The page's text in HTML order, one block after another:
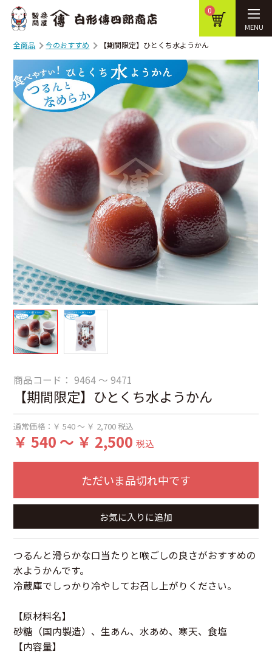
0
MENU
全商品 今のおすすめ 【期間限定】ひとくち水ようかん
商品コード：9464 ～ 9471
【期間限定】ひとくち水ようかん
通常価格： ￥ 540 ～ ￥ 2,700 税込
￥ 540 ～ ￥ 2,500 税込
ただいま品切れ中です
お気に入りに追加
つるんと滑らかな口当たりと喉ごしの良さがおすすめの
水ようかんです。
冷蔵庫でしっかり冷やしてお召し上がりください。
【原材料名】
砂糖（国内製造）、生あん、水あめ、寒天、食塩
【内容量】